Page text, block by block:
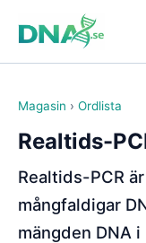
Magasin › Ordlista
Realtids-
Realtids-PCR
mångfaldigar
mängden DNA